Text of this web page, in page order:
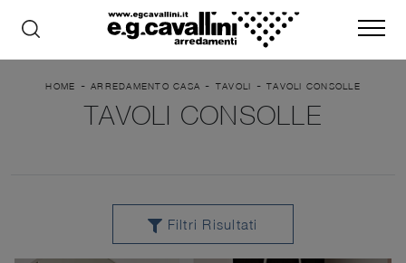
HOME - ARREDAMENTO CASA - TAVOLI - TAVOLI CONSOLLE
TAVOLI CONSOLLE
Filtri Risultati